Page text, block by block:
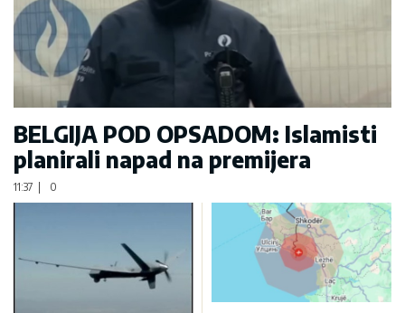
BELGIJA POD OPSADOM: Islamisti
planirali napad na premijera
11:37 0